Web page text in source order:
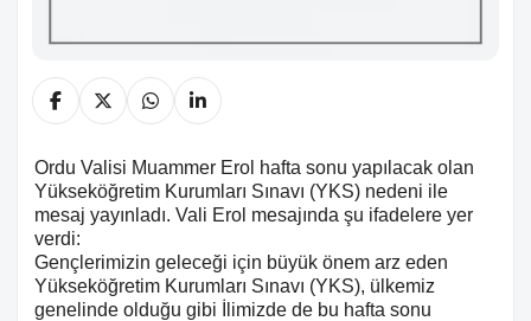
Ordu Valisi Muammer Erol hafta sonu yapılacak olan
Yükseköğretim Kurumları Sınavı (YKS) nedeni ile
mesaj yayınladı. Vali Erol mesajında şu ifadelere yer
verdi:
Gençlerimizin geleceği için büyük önem arz eden
Yükseköğretim Kurumları Sınavı (YKS), ülkemiz
genelinde olduğu gibi İlimizde de bu hafta sonu